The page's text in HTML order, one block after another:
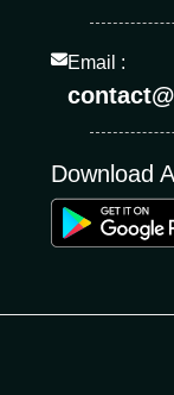
Email :
Download